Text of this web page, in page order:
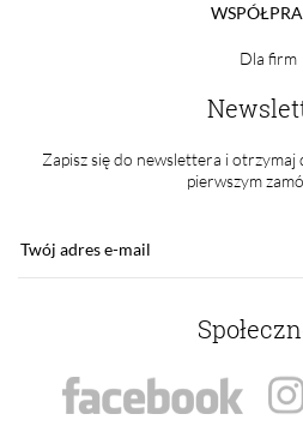
Dla firm
Zapisz się do newslettera i
pierwszym